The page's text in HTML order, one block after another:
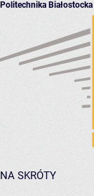
Politechnika Białostocka
NA SKRÓTY